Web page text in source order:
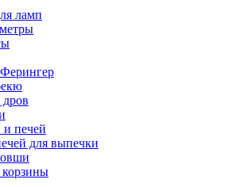
ламп
печей
для выпечки